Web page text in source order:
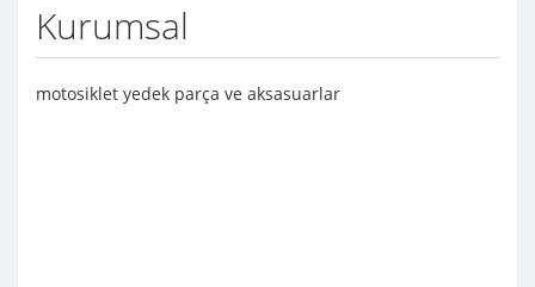
Kurumsal
motosiklet yedek parça ve aksasuarlar